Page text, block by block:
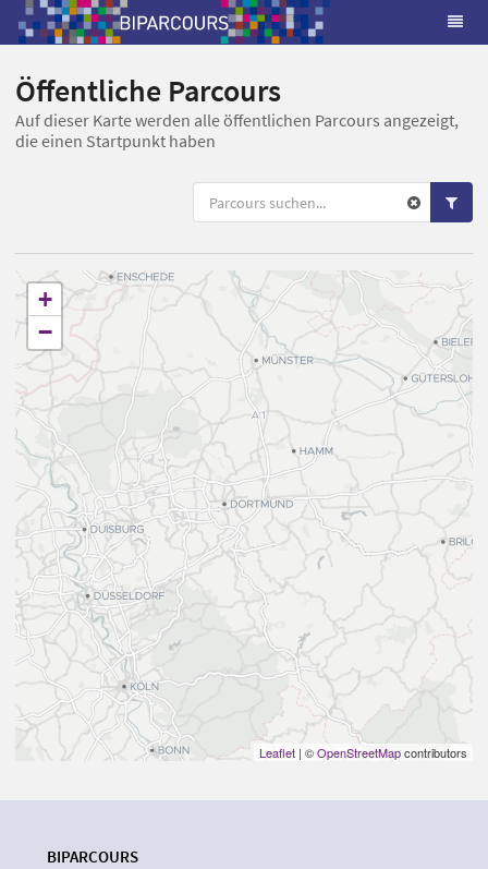
Öffentliche Parcours
Auf dieser Karte werden alle öffentlichen Parcours angezeigt,
die einen Startpunkt haben
+
−
Leaflet | ©OpenStreetMapcontributors
BIPARCOURS